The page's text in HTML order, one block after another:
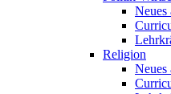
Neues
Religion
Neues